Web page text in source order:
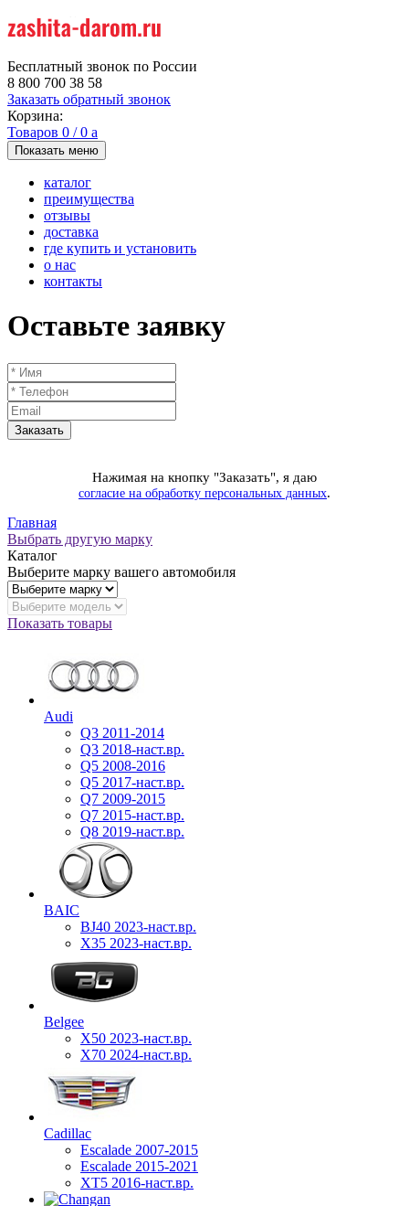
Бесплатный звонок по России
8 800 700 38 58
Заказать обратный звонок
Корзина:
Товаров 0 /0 a
Показать меню
каталог
преимущества
отзывы
доставка
где купить и установить
о нас
контакты
Оставьте заявку
Нажимая на кнопку "Заказать", я даю
согласие на обработку персональных данных.
Главная
Выбрать другую марку
Каталог
Выберите марку вашего автомобиля
Показать товары
Audi
Q3 2011-2014
Q3 2018-наст.вр.
Q5 2008-2016
Q5 2017-наст.вр.
Q7 2009-2015
Q7 2015-наст.вр.
Q8 2019-наст.вр.
BAIC
BJ40 2023-наст.вр.
X35 2023-наст.вр.
Belgee
X50 2023-наст.вр.
X70 2024-наст.вр.
Cadillac
Escalade 2007-2015
Escalade 2015-2021
XT5 2016-наст.вр.